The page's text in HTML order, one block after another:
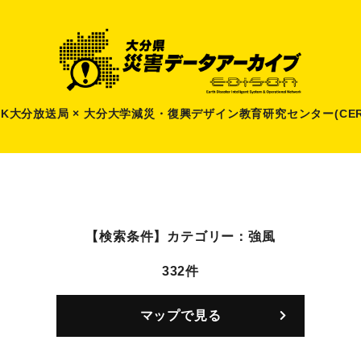
大分放送局 × 大分大学減災 ・ 復興デザイン教育研究センター
【検索条件】 カテゴリー：強風
332件
マップで見る